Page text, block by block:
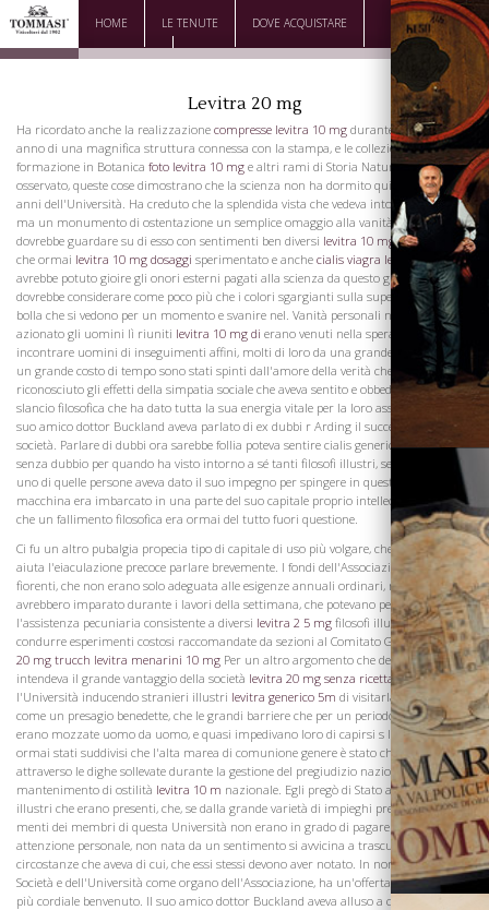
HOME LE TENUTE DOVE ACQUISTARE
DOWNLOAD CONTATTI
Levitra 20 mg
Ha ricordato anche la realizzazione compresse levitra 10 mg durante lo scorso
anno di una magnifica struttura connessa con la stampa, e le collezioni di recente
formazione in Botanica foto levitra 10 mg e altri rami di Storia Naturale. Certo, ha
osservato, queste cose dimostrano che la scienza non ha dormito qui negli ultimi
anni dell'Università. Ha creduto che la splendida vista che vedeva intorno a lui era,
ma un monumento di ostentazione un semplice omaggio alla vanità personale, si
dovrebbe guardare su di esso con sentimenti ben diversi levitra 10 mg eurda quelli
che ormai levitra 10 mg dosaggi sperimentato e anche cialis viagra levitra pde 5se
avrebbe potuto gioire gli onori esterni pagati alla scienza da questo gruppo, si
dovrebbe considerare come poco più che i colori sgargianti sulla superficie di una
bolla che si vedono per un momento e svanire nel. Vanità personali non aveva
azionato gli uomini lì riuniti levitra 10 mg di erano venuti nella speranza di
incontrare uomini di inseguimenti affini, molti di loro da una grande distanza e ad
un grande costo di tempo sono stati spinti dall'amore della verità che avevano
riconosciuto gli effetti della simpatia sociale che aveva sentito e obbedito quello
slancio filosofica che ha dato tutta la sua energia vitale per la loro associazione. Il
suo amico dottor Buckland aveva parlato di ex dubbi r Arding il successo di questa
società. Parlare di dubbi ora sarebbe follia poteva sentire cialis generico basso costo
senza dubbio per quando ha visto intorno a sé tanti filosofi illustri, sentiva che ogni
uno di quelle persone aveva dato il suo impegno per spingere in questa grande
macchina era imbarcato in una parte del suo capitale proprio intellectuid in modo
che un fallimento filosofica era ormai del tutto fuori questione.
Ci fu un altro pubalgia propecia tipo di capitale di uso più volgare, che deve il viagra
aiuta l'eiaculazione precoce parlare brevemente. I fondi dell'Associazione erano così
fiorenti, che non erano solo adeguata alle esigenze annuali ordinari, ma i membri
avrebbero imparato durante i lavori della settimana, che potevano permettersi
l'assistenza pecuniaria consistente a diversi levitra 2 5 mg filosofi illustri per
condurre esperimenti costosi raccomandate da sezioni al Comitato Generale.levitra
20 mg trucch levitra menarini 10 mg Per un altro argomento che deve alludere
intendeva il grande vantaggio della società levitra 20 mg senza ricetta ha dato
l'Università inducendo stranieri illustri levitra generico 5m di visitarla. Ha salutato
come un presagio benedette, che le grandi barriere che per un periodo di tempo
erano mozzate uomo da uomo, e quasi impedivano loro di capirsi s lingua, erano
ormai stati suddivisi che l'alta marea di comunione genere è stato che scorre veloce
attraverso le dighe sollevate durante la gestione del pregiudizio nazionale e lungo
mantenimento di ostilità levitra 10 m nazionale. Egli pregò di Stato a tali stranieri
illustri che erano presenti, che, se dalla grande varietà di impieghi premendo sulle
menti dei membri di questa Università non erano in grado di pagare loro la giusta
attenzione personale, non nata da un sentimento si avvicina a trascurare, ma dalle
circostanze che aveva di cui, che essi stessi devono aver notato. In nome della
Società e dell'Università come organo dell'Associazione, ha un'offerta a tutti una
più cordiale benvenuto. Il suo amico dottor Buckland aveva alluso a circostanze
La Famiglia